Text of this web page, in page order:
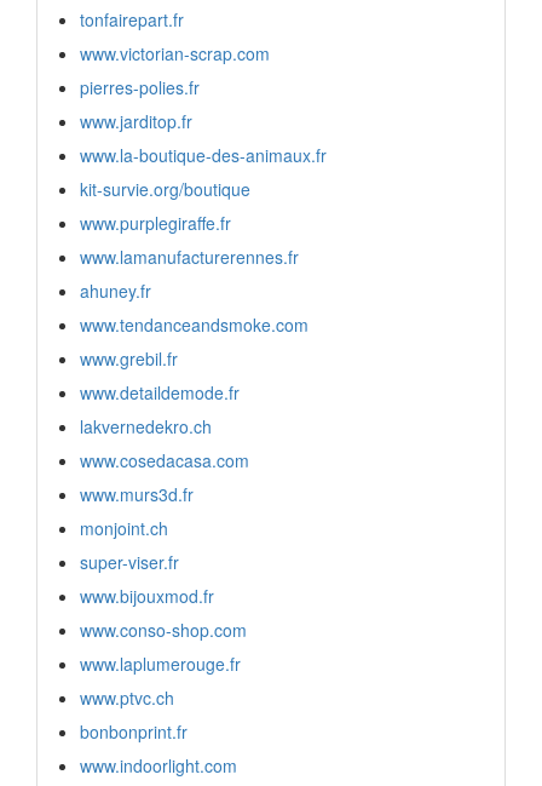
tonfairepart.fr
www.victorian-scrap.com
pierres-polies.fr
www.jarditop.fr
www.la-boutique-des-animaux.fr
kit-survie.org/boutique
www.purplegiraffe.fr
www.lamanufacturerennes.fr
ahuney.fr
www.tendanceandsmoke.com
www.grebil.fr
www.detaildemode.fr
lakvernedekro.ch
www.cosedacasa.com
www.murs3d.fr
monjoint.ch
super-viser.fr
www.bijouxmod.fr
www.conso-shop.com
www.laplumerouge.fr
www.ptvc.ch
bonbonprint.fr
www.indoorlight.com